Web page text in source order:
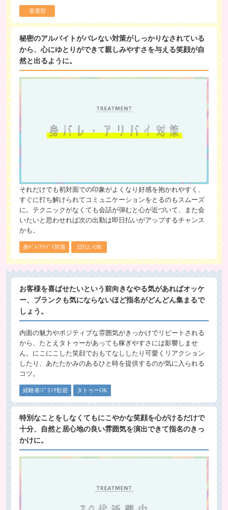
派遣型
秘密のアルバイトがバレない対策がしっかりなされている
から、心にゆとりができて親しみやすさを与える笑顔が自
然と出るように。
それだけでも初対面での印象がよくなり好感を抱かれやすく、
すぐに打ち解けられてコミュニケーションをとるのもスムーズ
に。テクニックがなくても会話が弾むと心が近づいて、また会
いたいと思わせれば次の出勤は即日払いがアップするチャンス
かも。
身ﾊﾞﾚ/ｱﾘﾊﾞｲ対策 日払いOK
お客様を喜ばせたいという前向きなやる気があればオッケ
ー、ブランクも気にならないほど指名がどんどん集まるで
しょう。
内面の魅力やポジティブな雰囲気がきっかけでリピートされる
から、たとえタトゥーがあっても稼ぎやすさには影響しませ
ん。にこにこした笑顔でおもてなししたり可愛くリアクション
したり、あたたかみのあるひと時を提供するのが気に入られる
コツ。
経験者/ﾌﾞﾗﾝｸ歓迎 タトゥーOK
特別なことをしなくてもにこやかな笑顔を心がけるだけで
十分、自然と居心地の良い雰囲気を演出できて指名のきっ
かけに。